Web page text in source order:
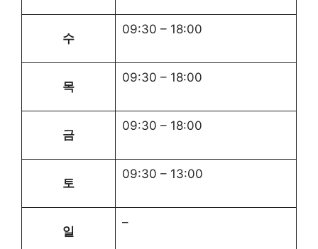
수
09:30 – 18:00
목
09:30 – 18:00
금
09:30 – 18:00
토
09:30 – 13:00
일
–